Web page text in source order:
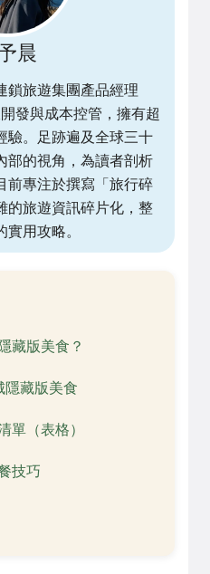
晨
鎖旅遊集團產品經理
發與成本控管，擁有超
驗。足跡遍及全球三十
部的視角，為讀者剖析
前專注於撰寫「旅行碎
的旅遊資訊碎片化，整
用攻略。
藏版美食？
隱藏版美食
單（表格）
技巧